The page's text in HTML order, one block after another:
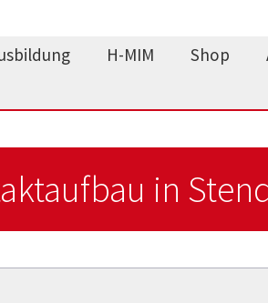
H-MIM Shop
in